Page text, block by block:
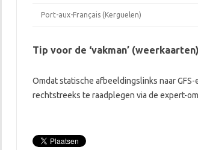
Port-aux-Français (Kerguelen)
Tip voor de ‘vakman’
Omdat statische afbeeldingslinks naar
rechtstreeks te raadplegen via de expert-